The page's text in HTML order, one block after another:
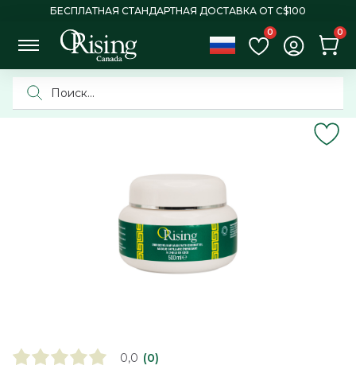
БЕСПЛАТНАЯ СТАНДАРТНАЯ ДОСТАВКА ОТ C$100
0 0
0,0 (0)